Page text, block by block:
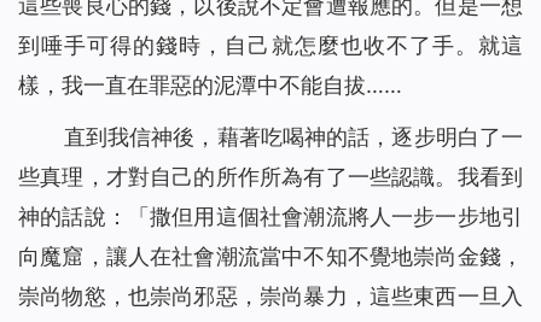
這些喪良心的錢，以後說不定會遭報應的。但是一想
到唾手可得的錢時，自己就怎麼也收不了手。就這
樣，我一直在罪惡的泥潭中不能自拔……
直到我信神後，藉著吃喝神的話，逐步明白了一
些真理，才對自己的所作所為有了一些認識。我看到
神的話說：「撒但用這個社會潮流將人一步一步地引
向魔窟，讓人在社會潮流當中不知不覺地崇尚金錢，
崇尚物慾，也崇尚邪惡，崇尚暴力，這些東西一旦入